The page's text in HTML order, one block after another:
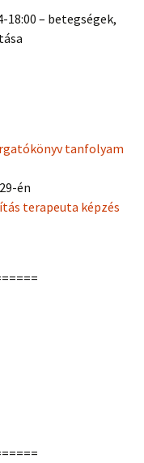
18:00 – betegségek,
tanfolyam
én
terapeuta képzés